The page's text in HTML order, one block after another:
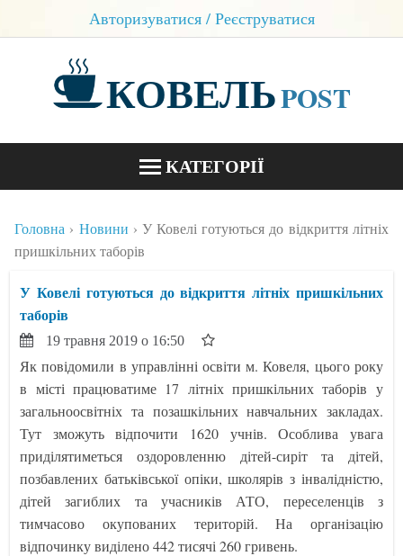
Авторизуватися / Реєструватися
КОВЕЛЬPOST
КАТЕГОРІЇ
КОНТАКТИ
Головна Новини
У Ковелі готуються до відкриття літніх
пришкільних таборів
У Ковелі готуються до відкриття літніх пришкільних
таборів
19 травня 2019 о 16:50
Як повідомили в управлінні освіти м. Ковеля, цього року
в місті працюватиме 17 літніх пришкільних таборів у
загальноосвітніх та позашкільних навчальних закладах.
Тут зможуть відпочити 1620 учнів. Особлива увага
приділятиметься оздоровленню дітей-сиріт та дітей,
позбавлених батьківської опіки, школярів з інвалідністю,
дітей загиблих та учасників АТО, переселенців з
тимчасово окупованих територій. На організацію
відпочинку виділено 442 тисячі 260 гривень.